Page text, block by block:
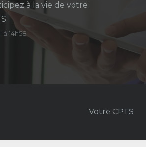
à la vie de votre
à 14h58
Votre CPTS